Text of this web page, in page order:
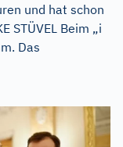
und hat schon
STÜVEL Beim „i
Das